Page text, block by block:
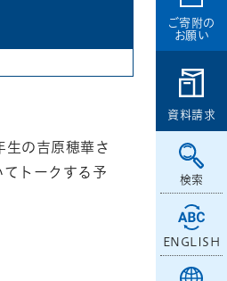
ご寄附の
お願い
資料請求
検索
ENGLISH
の吉原穂華さ
トークする予